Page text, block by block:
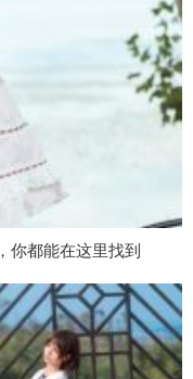
你都能在这里找到